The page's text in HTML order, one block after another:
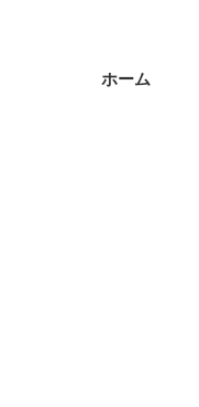
ホーム